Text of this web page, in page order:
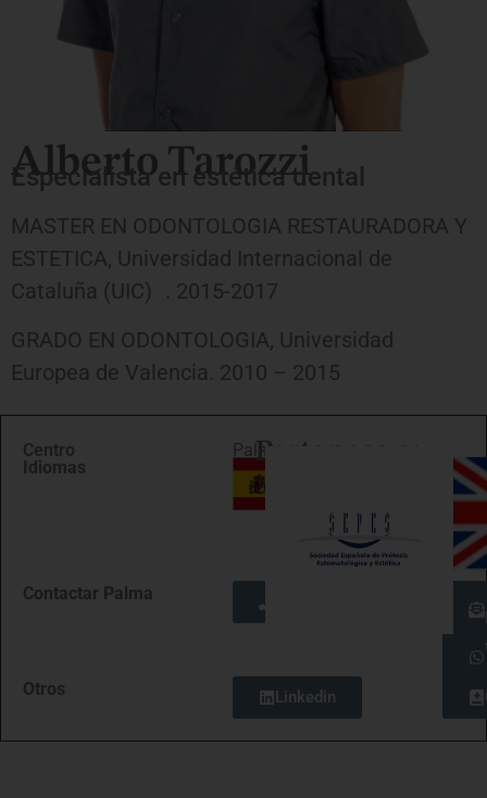
Alberto Tarozzi
Especialista en estética dental
MASTER EN ODONTOLOGIA RESTAURADORA Y
ESTETICA, Universidad Internacional de
Cataluña (UIC) . 2015-2017
GRADO EN ODONTOLOGIA, Universidad
Europea de Valencia. 2010 – 2015
Centro
Palma
Idiomas
Contactar Palma
Otros Linkedin
Pertenece a: